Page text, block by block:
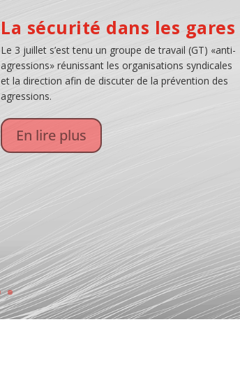
La sécurité dans les gares
Le 3 juillet s’est tenu un groupe de travail (GT) «anti-
agressions» réunissant les organisations syndicales
et la direction afin de discuter de la prévention des
agressions.
En lire plus
1. Introduction:
Nous revenons sur le point du plan d’action pour
améliorer la sécurité des travailleurs qui travaillent
pour les sous-traitants d’Infrabel, débattant ainsi de
problématique des grutiers qui prestent de trop
nombreuses heures sur différents chantiers.